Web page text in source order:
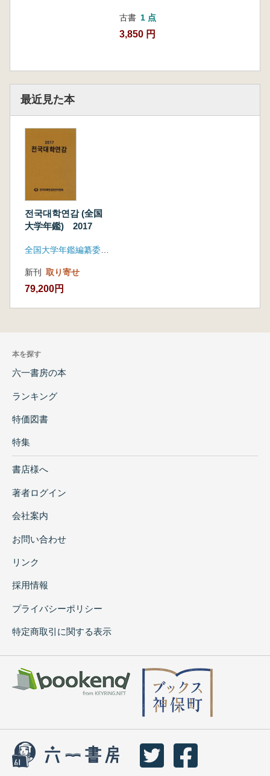
古書 1 点
3,850 円
最近見た本
전국대학연감 (全国
大学年鑑) 2017
新刊 取り寄せ
79,200円
本を探す
六一書房の本
ランキング
特価図書
特集
書店様へ
著者ログイン
会社案内
お問い合わせ
リンク
採用情報
プライバシーポリシー
特定商取引に関する表示